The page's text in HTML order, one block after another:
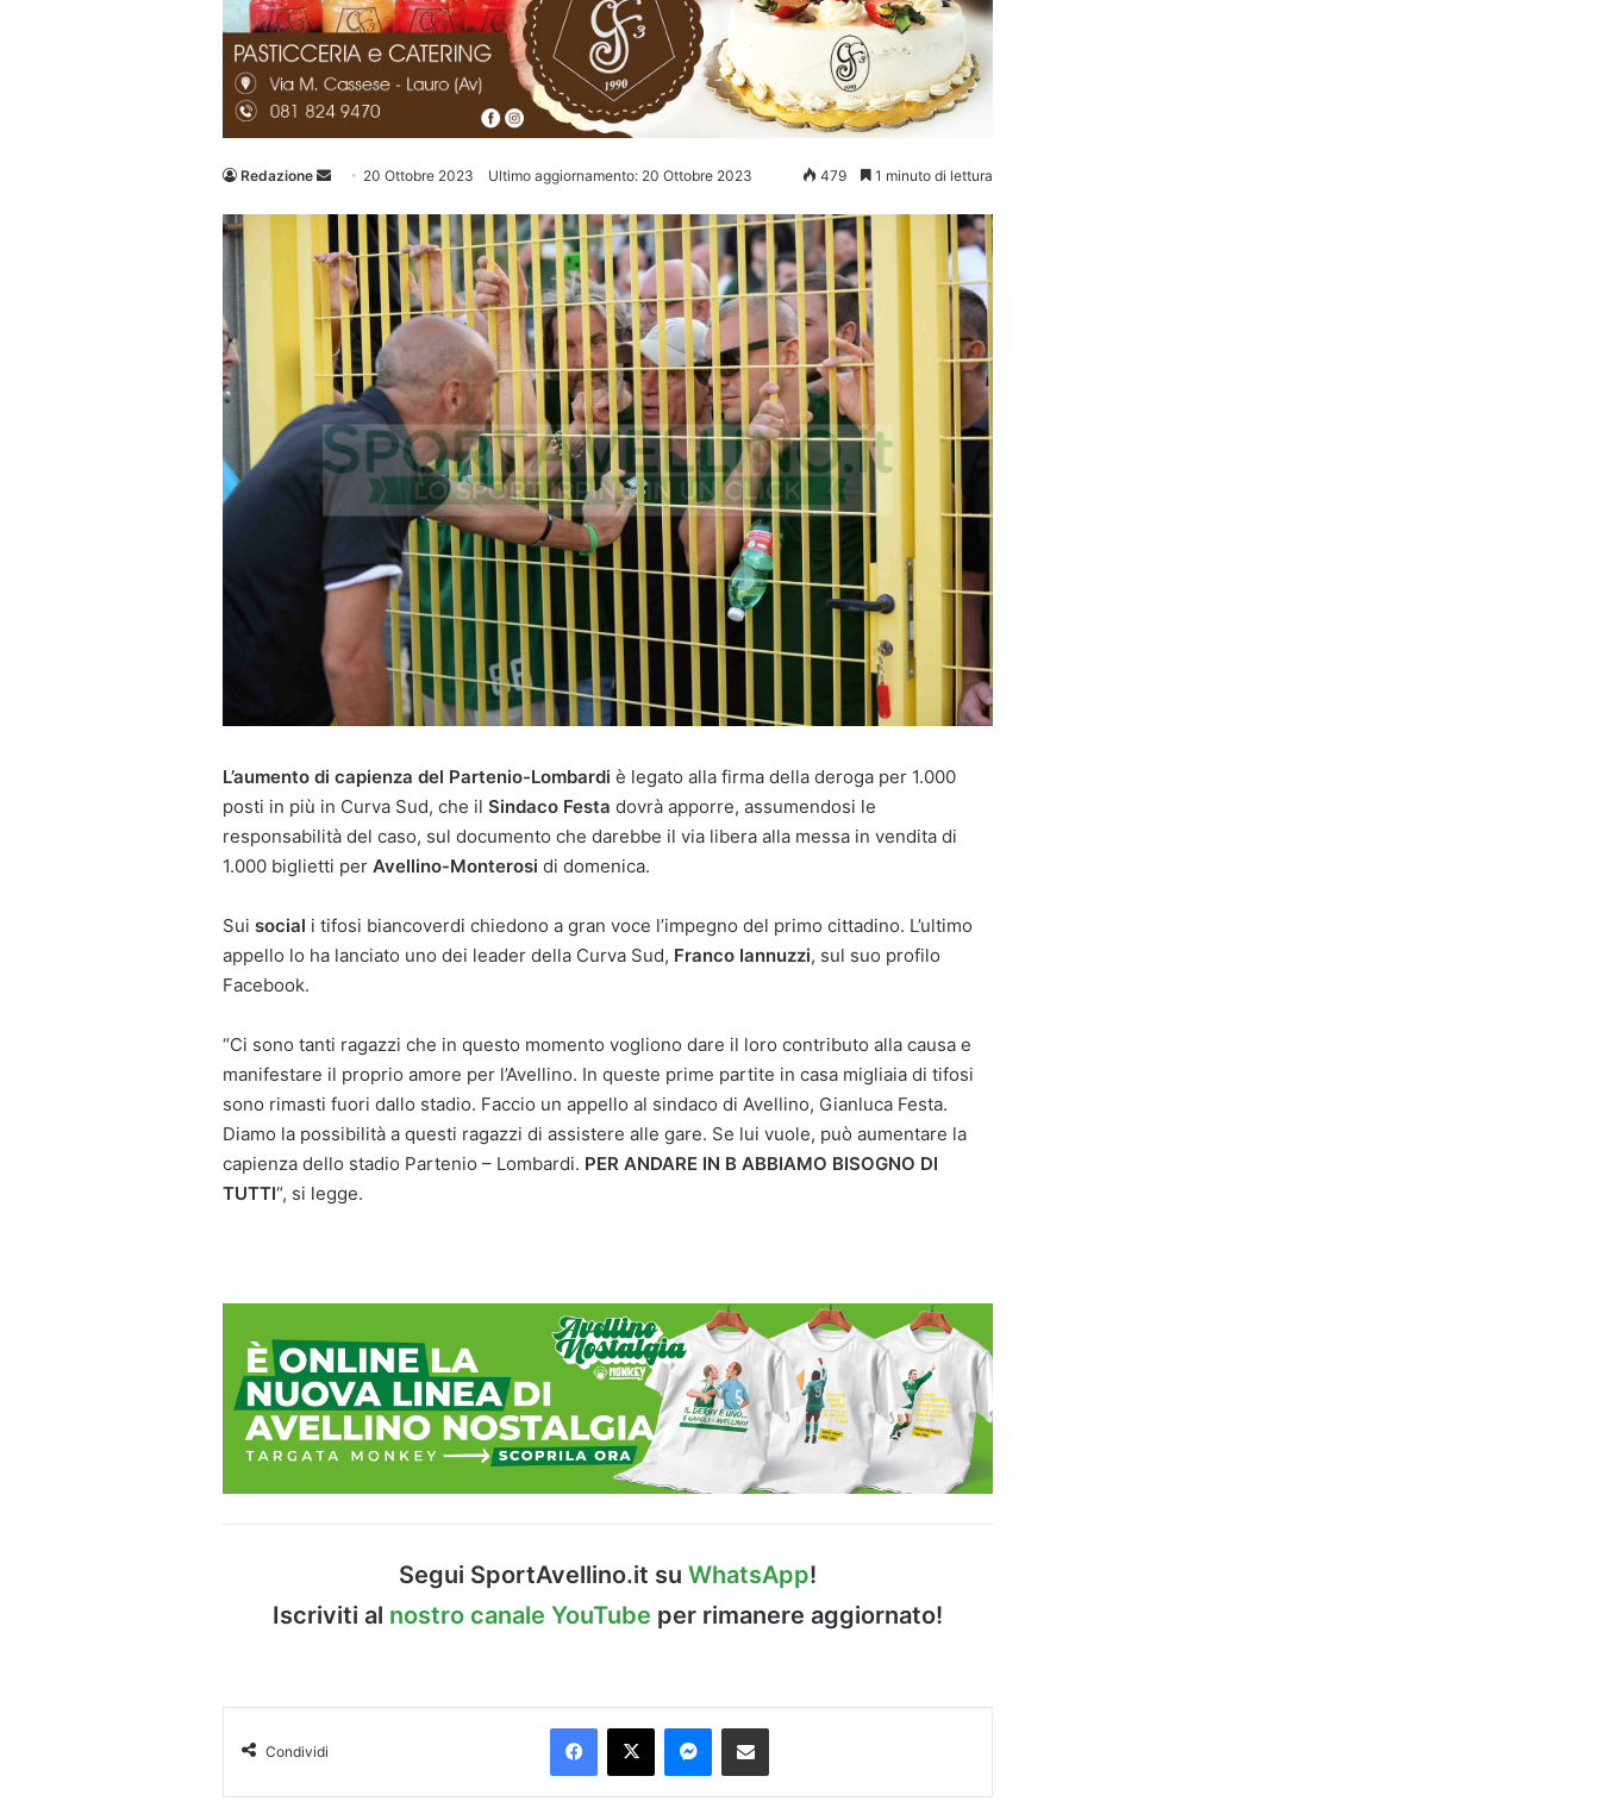
Redazione
Invia 20 Ottobre 2023 Ultimo aggiornamento: 20 Ottobre 2023 479 1 minuto di lettura
L’aumento di capienza del Partenio-Lombardi è legato alla firma della deroga per 1.000
posti in più in Curva Sud, che il Sindaco Festa dovrà apporre, assumendosi le
responsabilità del caso, sul documento che darebbe il via libera alla messa in vendita di
1.000 biglietti per Avellino-Monterosi di domenica.
Sui social i tifosi biancoverdi chiedono a gran voce l’impegno del primo cittadino. L’ultimo
appello lo ha lanciato uno dei leader della Curva Sud, Franco Iannuzzi, sul suo profilo
Facebook.
“Ci sono tanti ragazzi che in questo momento vogliono dare il loro contributo alla causa e
manifestare il proprio amore per l’Avellino. In queste prime partite in casa migliaia di tifosi
sono rimasti fuori dallo stadio. Faccio un appello al sindaco di Avellino, Gianluca Festa.
Diamo la possibilità a questi ragazzi di assistere alle gare. Se lui vuole, può aumentare la
capienza dello stadio Partenio – Lombardi. PER ANDARE IN B ABBIAMO BISOGNO DI
TUTTI“, si legge.
Segui SportAvellino.it su WhatsApp!
Iscriviti al nostro canale YouTube per rimanere aggiornato!
Condividi
Facebook
X Messenger
Condividi via Email